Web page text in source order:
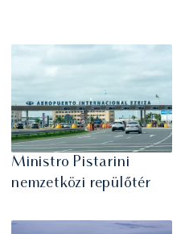
Ministro Pistarini
nemzetközi repülőtér